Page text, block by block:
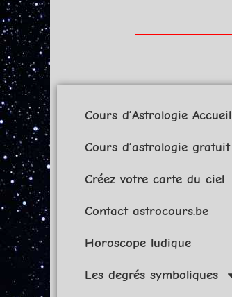
Cours d’Astrologie Accueil
Cours d’astrologie gratuit
Créez votre carte du ciel
Contact astrocours.be
Horoscope ludique
Les degrés symboliques